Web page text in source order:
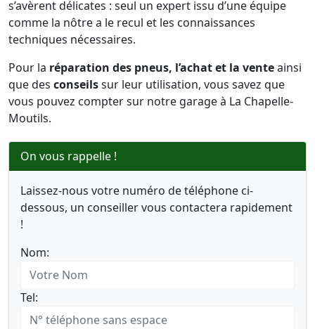
s’avèrent délicates : seul un expert issu d’une équipe
comme la nôtre a le recul et les connaissances
techniques nécessaires.
Pour la réparation des pneus, l’achat et la venteainsi
que des conseilssur leur utilisation, vous savez que
vous pouvez compter sur notre garage à La Chapelle-
Moutils.
On vous rappelle !
Laissez-nous votre numéro de téléphone ci-
dessous, un conseiller vous contactera rapidement
!
Nom:
Tel: